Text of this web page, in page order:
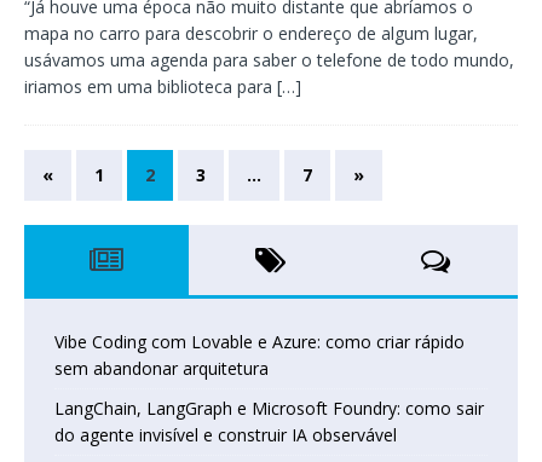
“Já houve uma época não muito distante que abríamos o
mapa no carro para descobrir o endereço de algum lugar,
usávamos uma agenda para saber o telefone de todo mundo,
iriamos em uma biblioteca para […]
« 1 2 3 … 7 »
Vibe Coding com Lovable e Azure: como criar rápido
sem abandonar arquitetura
LangChain, LangGraph e Microsoft Foundry: como sair
do agente invisível e construir IA observável